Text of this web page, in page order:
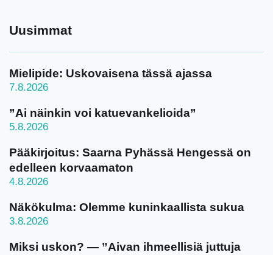
Uusimmat
Mielipide: Uskovaisena tässä ajassa
7.8.2026
”Ai näinkin voi katuevankelioida”
5.8.2026
Pääkirjoitus: Saarna Pyhässä Hengessä on
edelleen korvaamaton
4.8.2026
Näkökulma: Olemme kuninkaallista sukua
3.8.2026
Miksi uskon? — ”Aivan ihmeellisiä juttuja